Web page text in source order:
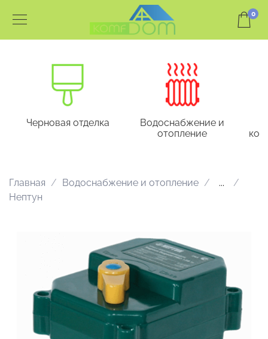
0
Черновая отделка
Водоснабжение и
отопление
Главная Водоснабжение и отопление
...
Нептун